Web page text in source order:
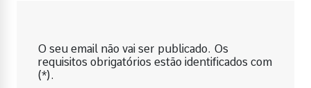
O seu email não vai ser publicado. Os
requisitos obrigatórios estão identificados com
(*).